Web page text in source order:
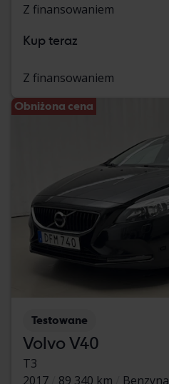
Z finansowaniem
Kup teraz
Z finansowaniem
Obniżona cena
Testowane
Volvo V40
T3
2017
89 340 km Benzyna